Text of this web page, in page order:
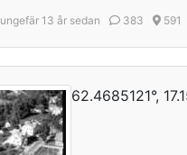
ungefär 13 år sedan 383 591
62.4685121°,